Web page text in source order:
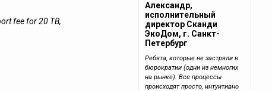
fee for 20 TB,
Александр,
исполнительный
директор Сканди
ЭкоДом, г. Санкт-
Петербург
Ребята, которые не застряли в
бюрократии (одни из немногих
на рынке). Все процессы
происходят просто, интуитивно